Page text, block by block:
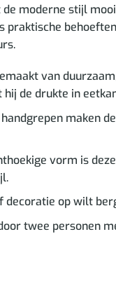
moderne stijl
van
de drukte in
maken
vorm is
decoratie op wilt
twee personen